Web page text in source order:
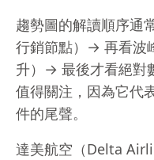
趨勢圖的解讀順序通
行銷節點）→ 再看波
升）→ 最後才看絕對
值得關注，因為它代
件的尾聲。
達美航空（Delta